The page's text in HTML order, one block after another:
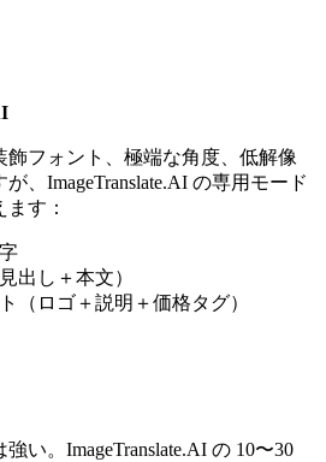
飾フォント、極端な角度、低解像
、ImageTranslate.AI の専用モード
す：
出し＋本文）
（ロゴ＋説明＋価格タグ）
い。ImageTranslate.AI の 10〜30